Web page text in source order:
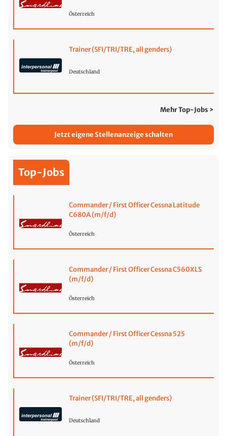
Österreich
Trainer (SFI/TRI/TRE, all genders)
Deutschland
Mehr Top-Jobs >
Jetzt eigene Stellenanzeige schalten
Top-Jobs
Commander / First Officer Cessna Latitude
C680A (m/f/d)
Österreich
Commander / First Officer Cessna C560XLS
(m/f/d)
Österreich
Commander / First Officer Cessna 525
(m/f/d)
Österreich
Trainer (SFI/TRI/TRE, all genders)
Deutschland